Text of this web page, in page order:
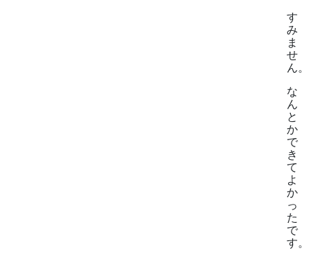
す
み
ま
せ
ん。
な
ん
と
か
で
き
て
よ
か
っ
た
で
す。